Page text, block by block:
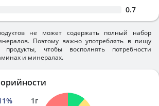
0.7
не может содержать полный набор
Поэтому важно употреблять в пищу
продукты, чтобы восполнять потребности
и минералах.
% 1г